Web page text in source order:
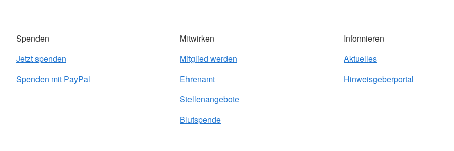
Spenden
Jetzt spenden
Spenden mit PayPal
Mitwirken
Mitglied werden
Ehrenamt
Stellenangebote
Blutspende
Informieren
Aktuelles
Hinweisgeberportal